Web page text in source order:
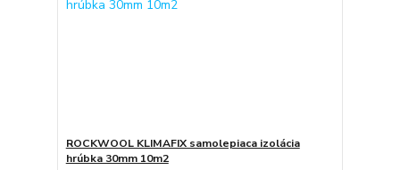
ROCKWOOL KLIMAFIX samolepiaca izolácia
hrúbka 30mm 10m2